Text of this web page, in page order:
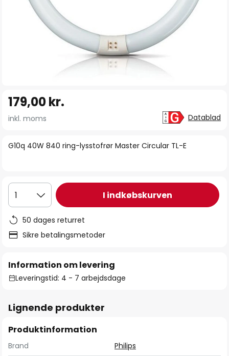
starten
billedgalleriet
G10q 40W 840 ring-lysstofrør Master Circular TL-E
179,00 kr.
inkl. moms Datablad
1 I indkøbskurven
50 dages returret
Sikre betalingsmetoder
Information om levering
Leveringstid: 4 - 7 arbejdsdage
Lignende produkter
Produktinformation
Brand
Philips